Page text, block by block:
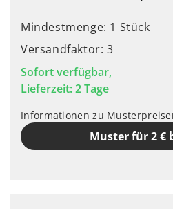
Mindestmenge: 1 Stück
Versandfaktor: 3
Sofort verfügbar,
Lieferzeit: 2 Tage
Informationen zu
Muster für 2 €